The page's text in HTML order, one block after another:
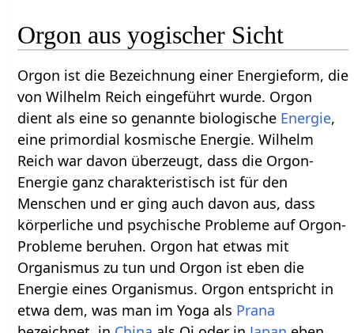
Orgon aus yogischer Sicht
Orgon ist die Bezeichnung einer Energieform, die
von Wilhelm Reich eingeführt wurde. Orgon
dient als eine so genannte biologische Energie,
eine primordial kosmische Energie. Wilhelm
Reich war davon überzeugt, dass die Orgon-
Energie ganz charakteristisch ist für den
Menschen und er ging auch davon aus, dass
körperliche und psychische Probleme auf Orgon-
Probleme beruhen. Orgon hat etwas mit
Organismus zu tun und Orgon ist eben die
Energie eines Organismus. Orgon entspricht in
etwa dem, was man im Yoga als Prana